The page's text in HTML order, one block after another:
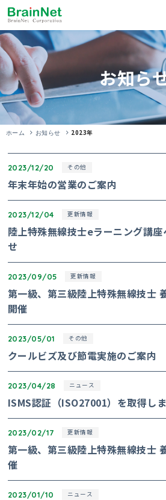
お知ら
ホーム お知らせ 2023年
2023/12/20 その他
年末年始の営業のご案内
2023/12/04 更新情報
陸上特殊無線技士eラーニング講
せ
2023/09/05 更新情報
第一級、第三級陸上特殊無線技士
開催
2023/05/01 その他
クールビズ及び節電実施のご案内
2023/04/28 ニュース
ISMS認証（ISO27001）を取得し
2023/02/17 更新情報
第一級、第三級陸上特殊無線技士
催
2023/01/10 ニュース